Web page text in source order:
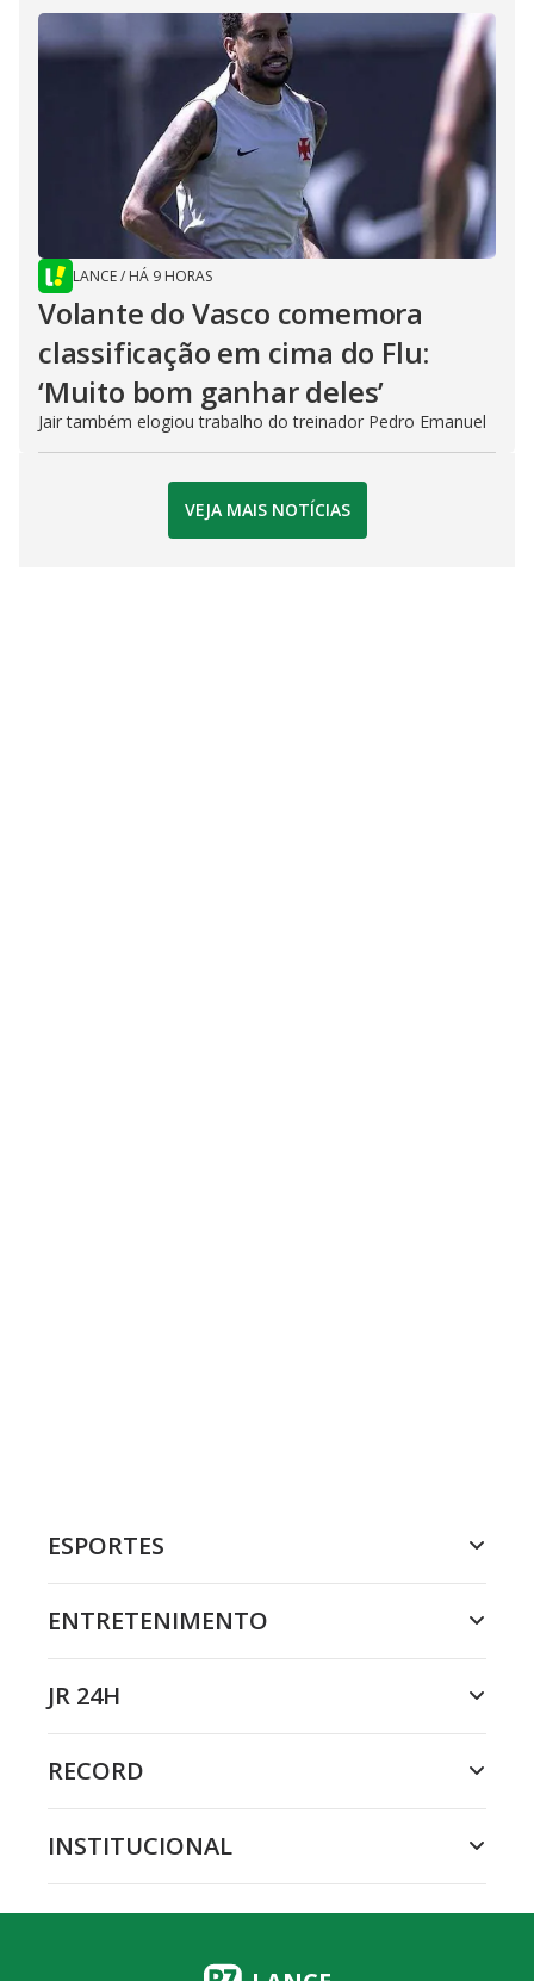
LANCE/ HÁ 9 HORAS
Volante do Vasco comemora
classificação em cima do Flu:
‘Muito bom ganhar deles’
Jair também elogiou trabalho do treinador Pedro Emanuel
VEJA MAIS NOTÍCIAS
ESPORTES
ENTRETENIMENTO
JR 24H
RECORD
INSTITUCIONAL